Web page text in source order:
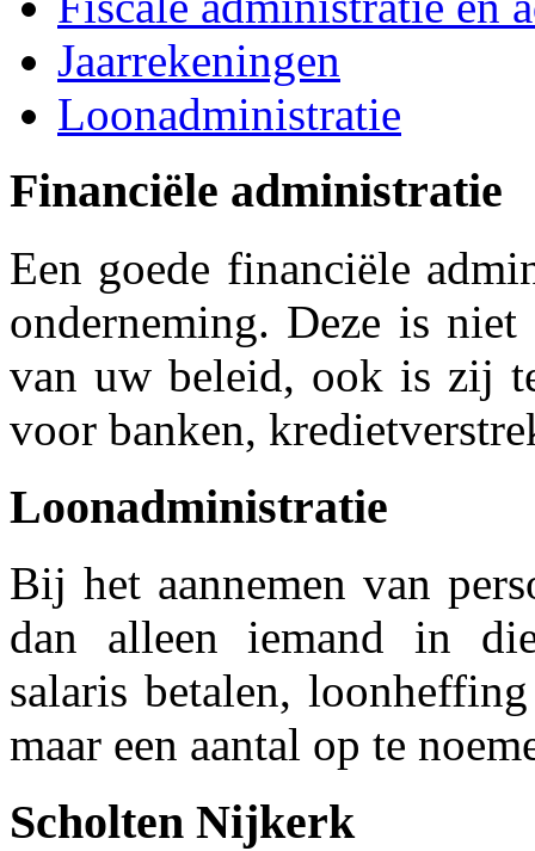
Jaarrekeningen
Loonadministratie
Financiële administratie
Een goede financiële
onderneming. Deze is
van uw beleid, ook is zij
voor banken,
Loonadministratie
Bij het aannemen van
dan alleen iemand in
salaris betalen,
maar een aantal op te
Scholten Nijkerk